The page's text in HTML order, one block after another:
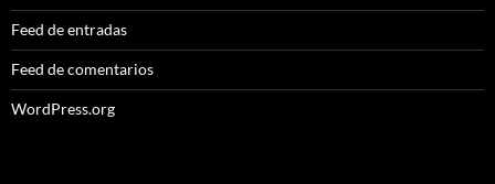
Feed de entradas
Feed de comentarios
WordPress.org